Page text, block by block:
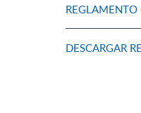
REGLAMENTO
DESCARGAR